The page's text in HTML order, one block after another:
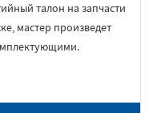
талон на запчасти
мастер произведет